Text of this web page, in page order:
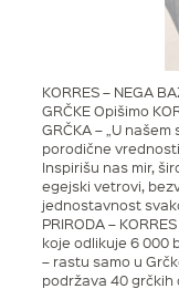
KORRES – NEGA
GRČKE Opišimo
GRČKA – „U
porodične
Inspirišu nas mir,
egejski vetrovi,
jednostavnost
PRIRODA –
koje odlikuje 6 000
– rastu samo u
podržava 40 grčkih